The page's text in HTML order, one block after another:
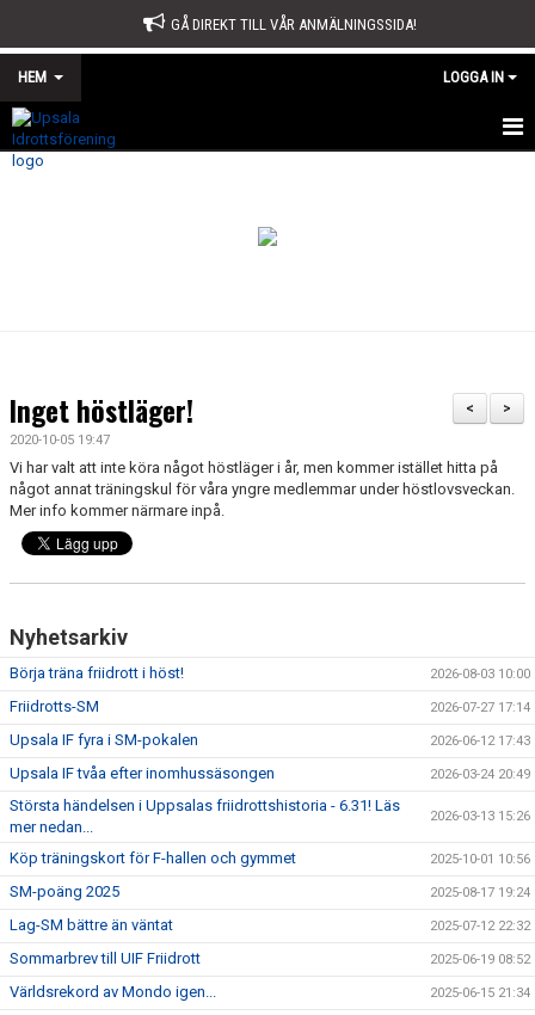
GÅ DIREKT TILL VÅR ANMÄLNINGSSIDA!
HEM LOGGA IN
START
ÅRSMÖTE
ÅRSBERÄTTELSE OCH VERKSAMHETSPLAN
BÖRJA TRÄNA FRIIDROTT
FAQ
MEDLEMSINFO
FUNKTIONÄRSINFO
RESULTAT
SOMMARFRIIDROTTSSKOLAN
>
<
Inget höstläger!
2020-10-05 19:47
Vi har valt att inte köra något höstläger i år, men kommer istället hitta på
något annat träningskul för våra yngre medlemmar under höstlovsveckan.
Mer info kommer närmare inpå.
Nyhetsarkiv
Börja träna friidrott i höst! 2026-08-03 10:00
Friidrotts-SM 2026-07-27 17:14
Upsala IF fyra i SM-pokalen 2026-06-12 17:43
Upsala IF tvåa efter inomhussäsongen 2026-03-24 20:49
Största händelsen i Uppsalas friidrottshistoria - 6.31! Läs
mer nedan...
2026-03-13 15:26
Köp träningskort för F-hallen och gymmet 2025-10-01 10:56
SM-poäng 2025 2025-08-17 19:24
Lag-SM bättre än väntat 2025-07-12 22:32
Sommarbrev till UIF Friidrott 2025-06-19 08:52
Världsrekord av Mondo igen... 2025-06-15 21:34